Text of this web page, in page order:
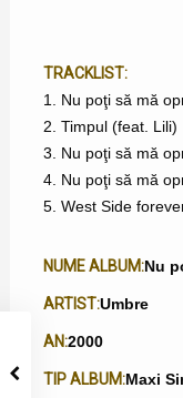
TRACKLIST:
1. Nu poţi să mă
2. Timpul (feat. Lili)
3. Nu poţi să mă
4. Nu poţi să mă
5. West Side
NUME ALBUM:Nu
ARTIST:Umbre
AN:2000
TIP ALBUM:Maxi